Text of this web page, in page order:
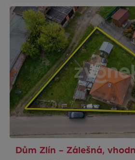
Dům Zlín - Zálešná,